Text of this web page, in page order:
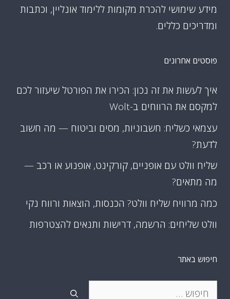
מידע שימושי להכרת מקומות ללימוד אונליין, וכתבות
ומדריכים כללים.
פוסטים אחרונים
איך לעשות את זה נכון: הכירו את הפורטל שיעזור לכם
למקסם את הרווחים ב-Wolt
עצמאי כשליח: חשבוניות, מסים וביטוח — מה חשוב
לדעת?
שליח וולט עם אופניים, קורקינט, אופנוע או רכב —
מה מתאים?
כמה מרוויח שליח וולט? הכנסות, הוצאות ורווח נקי
וולט שליחים: הרשמה, דרישות ותנאים להצטרפות
חיפוש באתר
חיפוש: